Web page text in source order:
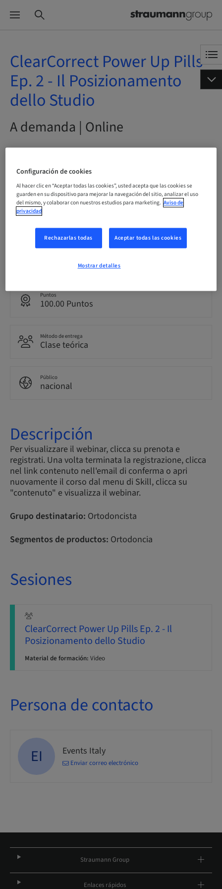
ClearCorrect Power Up Pills
Ep. 2 - Il Posizionamento
dello Studio
A demanda | Online
Estado
reservable
Fecha límite de registro
Puntos
100.00 Puntos
Método de entrega
Clase teórica
Público
nacional
Descripción
Per visualizzare il webinar, clicca su prenota e
registrati. Una volta terminata la registrazione, clicca
nel link contenuto nell'email di conferma o apri
nuovamente il corso dal menu di Skill, clicca su
"contenuto" e visualizza il webinar.
Grupo destinatario: Ortodoncista
Segmentos de productos: Ortodoncia
Sesiones
ClearCorrect Power Up Pills Ep. 2 - Il
Posizionamento dello Studio
Material de formación: Video
Persona de contacto
EI Events Italy
Enviar correo electrónico
Straumann Group
Enlaces rápidos
Configuración de cookies
Al hacer clic en “Aceptar todas las cookies”, usted acepta que las cookies se
guarden en su dispositivo para mejorar la navegación del sitio, analizar el uso
del mismo, y colaborar con nuestros estudios para marketing. Aviso de
privacidad
Rechazarlas todas Aceptar todas las cookies
Mostrar detalles